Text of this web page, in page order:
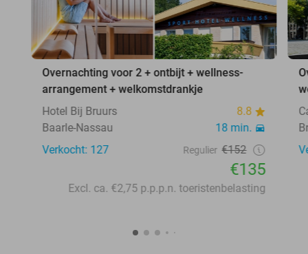
Overnachting voor 2 + ontbijt + wellness-
arrangement + welkomstdrankje
Hotel Bij Bruurs
8.8
Baarle-Nassau
18 min.
Verkocht: 127
Regulier €152
€135
Excl. ca. €2,75 p.p.p.n. toeristenbelasting